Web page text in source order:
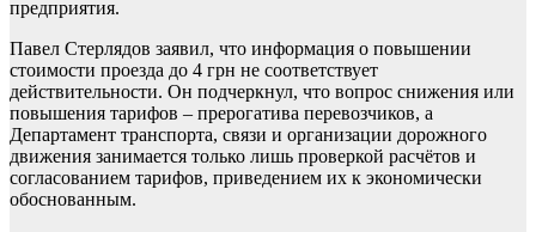
предприятия.
Павел Стерлядов заявил, что информация о повышении
стоимости проезда до 4 грн не соответствует
действительности. Он подчеркнул, что вопрос снижения или
повышения тарифов – прерогатива перевозчиков, а
Департамент транспорта, связи и организации дорожного
движения занимается только лишь проверкой расчётов и
согласованием тарифов, приведением их к экономически
обоснованным.